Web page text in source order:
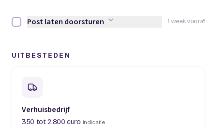
1 week vooraf
Post laten doorsturen afvinken
Post laten doorsturen
UITBESTEDEN
Verhuisbedrijf
350 tot 2.800 euro indicatie